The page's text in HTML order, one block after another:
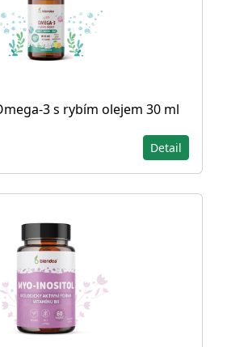
3 s rybím olejem 30 ml
Detail